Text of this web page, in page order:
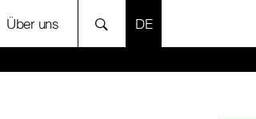
Über uns SPRACHE